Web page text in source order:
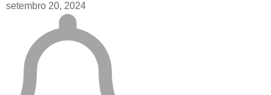
setembro 20, 2024